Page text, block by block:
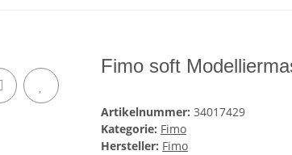
Fimo soft
Artikelnummer: 34017429
Kategorie: Fimo
Hersteller: Fimo